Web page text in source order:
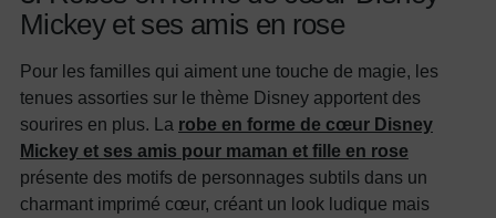
Mickey et ses amis en rose
Pour les familles qui aiment une touche de magie, les
tenues assorties sur le thème Disney apportent des
sourires en plus. La robe en forme de cœur Disney
Mickey et ses amis pour maman et fille en rose
présente des motifs de personnages subtils dans un
charmant imprimé cœur, créant un look ludique mais